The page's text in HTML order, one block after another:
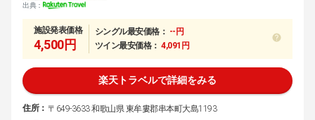
出典：
施設発表価格
4,500円
シングル最安価格： --円
ツイン最安価格：4,091円
楽天トラベルで詳細をみる
住所： 〒649-3633 和歌山県 東牟婁郡串本町大島1193